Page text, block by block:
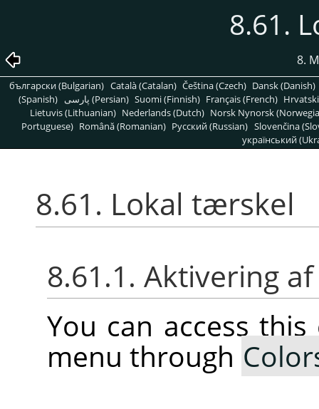
8.61.
8.
български (Bulgarian) Català (Catalan) Čeština (Czech) Dansk (Danish)
(Spanish)
پارسی (Persian) Suomi (Finnish) Français (French)
Lietuvis (Lithuanian) Nederlands (Dutch) Norsk Nynorsk
Portuguese) Română (Romanian) Pусский (Russian) Slovenčina
український
8.61. Lokal tærskel
8.61.1. Aktivering
You can access
menu through